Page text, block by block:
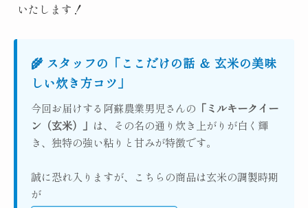
いたします！
🌾 スタッフの「ここだけの話 ＆ 玄米の美味
しい炊き方コツ」
今回お届けする阿蘇農業男児さんの 「ミルキークイー
ン（玄米）」 は、その名の通り炊き上がりが白く輝
き、独特の強い粘りと甘みが特徴です。
誠に恐れ入りますが、こちらの商品は玄米の調製時期
が